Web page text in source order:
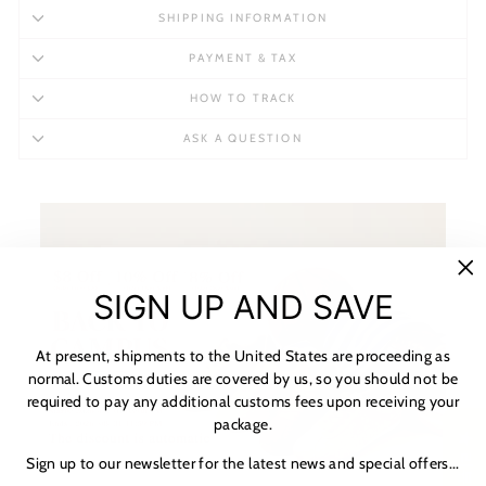
SHIPPING INFORMATION
PAYMENT & TAX
HOW TO TRACK
ASK A QUESTION
SIGN UP AND SAVE
At present, shipments to the United States are proceeding as
normal. Customs duties are covered by us, so you should not be
required to pay any additional customs fees upon receiving your
package.
Sign up to our newsletter for the latest news and special offers...★ 리뷰